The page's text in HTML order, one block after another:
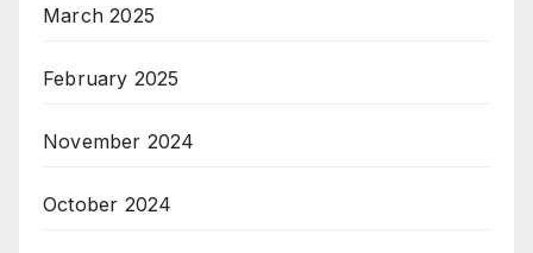
March 2025
February 2025
November 2024
October 2024